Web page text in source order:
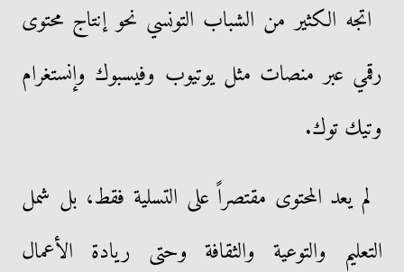
اتجه الكثير من الشباب التونسي نحو إنتاج محتوى
رقمي عبر منصات مثل يوتيوب وفيسبوك وإنستغرام
وتيك توك.
لم يعد المحتوى مقتصراً على التسلية فقط، بل شمل
التعليم والتوعية والثقافة وحتى ريادة الأعمال